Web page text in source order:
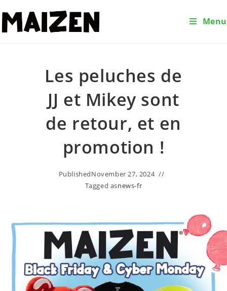
Menu
Les peluches de
JJ et Mikey sont
de retour, et en
promotion !
PublishedNovember 27, 2024
Tagged asnews-fr